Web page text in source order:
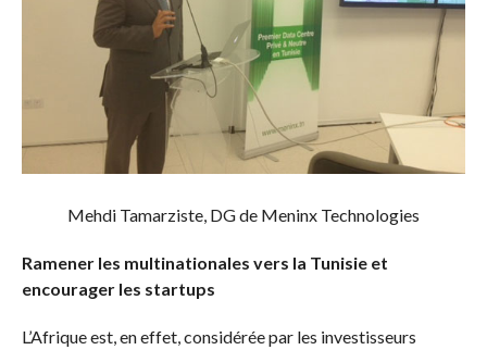
Mehdi Tamarziste, DG de Meninx Technologies
Ramener les multinationales vers la Tunisie et
encourager les startups
L’Afrique est, en effet, considérée par les investisseurs